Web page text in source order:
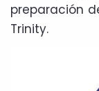
preparación
Trinity.